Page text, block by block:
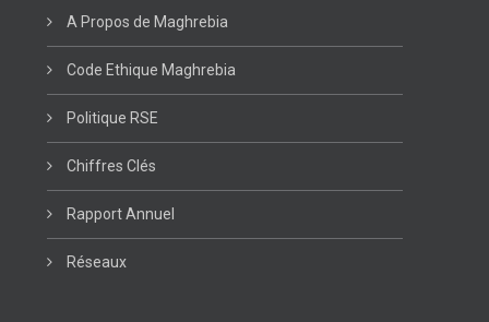
A Propos de Maghrebia
Code Ethique Maghrebia
Politique RSE
Chiffres Clés
Rapport Annuel
Réseaux